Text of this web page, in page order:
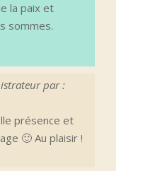
la paix et
sommes.
par :
présence et
🙂 Au plaisir !